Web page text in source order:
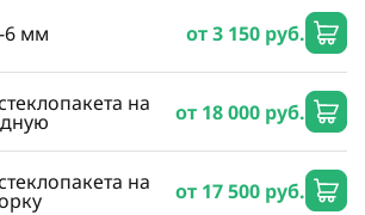
6 мм от 3 150 руб.
на от 18 000 руб.
на от 17 500 руб.